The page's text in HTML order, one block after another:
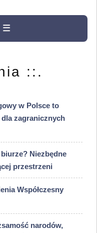
☰
::.
w Polsce to
zagranicznych
Niezbędne
przestrzeni
Współczesny
narodów,